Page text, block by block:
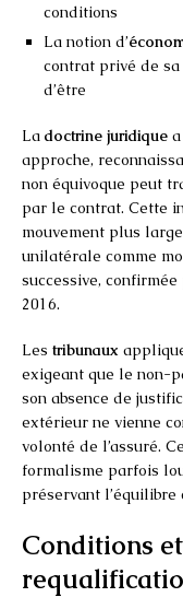
conditions
La notion d’
contrat privé de sa
d’être
La doctrine juridique
approche,
non équivoque peut
par le contrat. Cette
mouvement plus
unilatérale comme
successive,
2016.
Les tribunaux
exigeant que le non-
son absence de
extérieur ne vienne
volonté de l’assuré.
formalisme parfois
préservant
Conditions